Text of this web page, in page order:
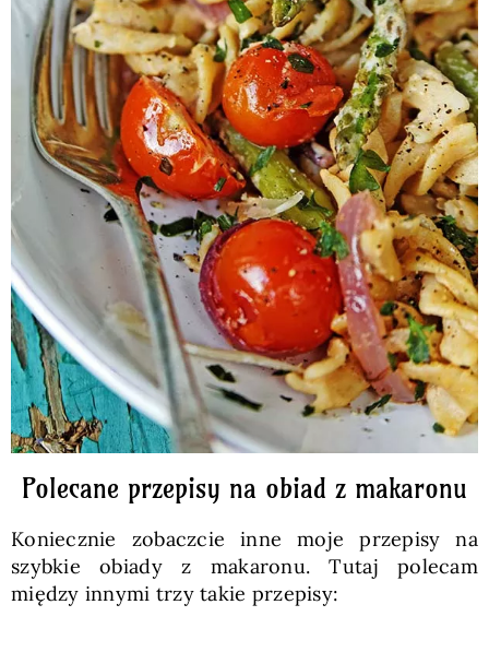
Polecane przepisy na obiad z makaronu
Koniecznie zobaczcie inne moje przepisy na
szybkie obiady z makaronu. Tutaj polecam
między innymi trzy takie przepisy: